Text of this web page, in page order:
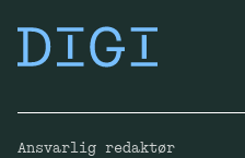
Ansvarlig redaktør